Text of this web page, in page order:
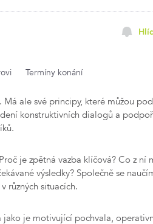
Termíny konání
Má ale své principy, které můžou
konstruktivních dialogů a
je zpětná vazba klíčová? Co z ní
výsledky? Společně se
různých situacích.
jako je motivující pochvala,